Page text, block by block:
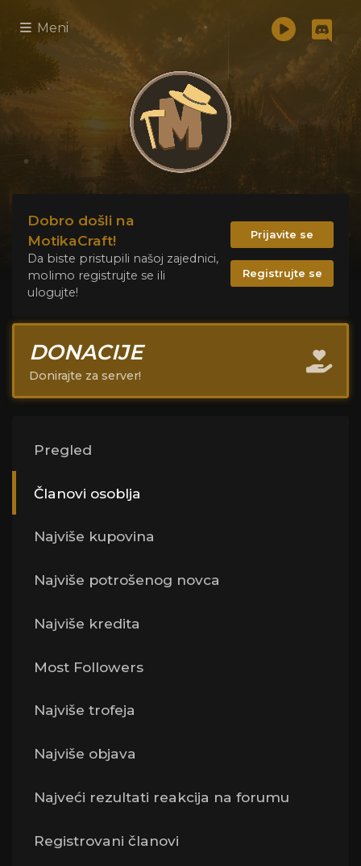
Meni
Dobro došli na
MotikaCraft!
Da biste pristupili našoj zajednici,
molimo registrujte se ili
ulogujte!
Prijavite se
Registrujte se
DONACIJE
Donirajte za server!
Pregled
Članovi osoblja
Najviše kupovina
Najviše potrošenog novca
Najviše kredita
Most Followers
Najviše trofeja
Najviše objava
Najveći rezultati reakcija na forumu
Registrovani članovi